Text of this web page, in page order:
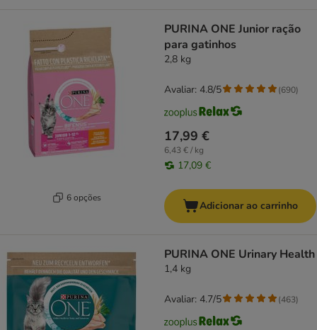
6 opções
PURINA ONE Junior ração
para gatinhos
2,8 kg
17,99 €
6,43 € / kg
17,09 €
Avaliar: 4.8/5 (690)
Adicionar ao carrinho
PURINA ONE Urinary Health
1,4 kg
Avaliar: 4.7/5 (463)